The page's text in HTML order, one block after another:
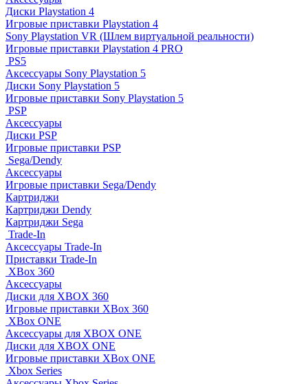
Диски Playstation 4
Игровые приставки Playstation 4
Sony Playstation VR (Шлем виртуальной реальности)
Игровые приставки Playstation 4 PRO
PS5
Аксессуары Sony Playstation 5
Диски Sony Playstation 5
Игровые приставки Sony Playstation 5
PSP
Аксессуары
Диски PSP
Игровые приставки PSP
Sega/Dendy
Аксессуары
Игровые приставки Sega/Dendy
Картриджи
Картриджи Dendy
Картриджи Sega
Trade-In
Аксессуары Trade-In
Приставки Trade-In
XBox 360
Аксессуары
Диски для XBOX 360
Игровые приставки XBox 360
XBox ONE
Аксессуары для XBOX ONE
Диски для XBOX ONE
Игровые приставки XBox ONE
Xbox Series